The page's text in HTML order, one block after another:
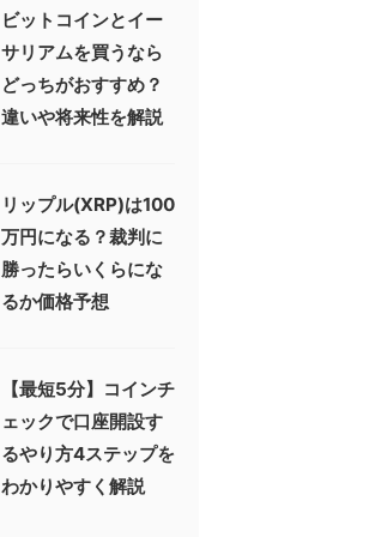
ビットコインとイー
サリアムを買うなら
どっちがおすすめ？
違いや将来性を解説
リップル(XRP)は100
万円になる？裁判に
勝ったらいくらにな
るか価格予想
【最短5分】コインチ
ェックで口座開設す
るやり方4ステップを
わかりやすく解説